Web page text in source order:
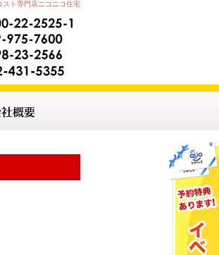
スト専門店ニコニコ住宅